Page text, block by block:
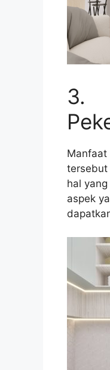
3.
Manfaat
tersebut
hal
aspek